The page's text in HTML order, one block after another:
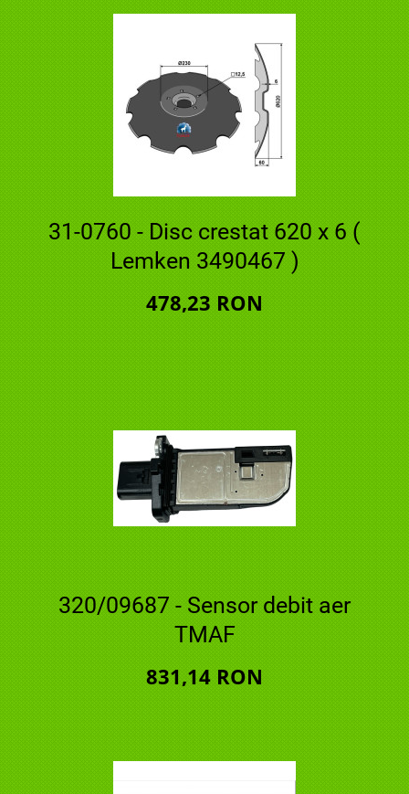
31-0760 - Disc crestat 620 x 6 (
Lemken 3490467 )
478,23 RON
320/09687 - Sensor debit aer
TMAF
831,14 RON